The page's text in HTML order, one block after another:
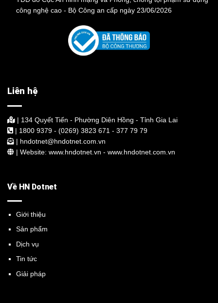
công nghệ cao - Bộ Công an cấp ngày 23/06/2026
Liên hệ
| 134 Quyết Tiến - Phường Diên Hồng - Tỉnh Gia Lai
| 1800 9379 - (0269) 3823 671 - 377 79 79
| hndotnet@hndotnet.com.vn
| Website: www.hndotnet.vn - www.hndotnet.com.vn
Về HN Dotnet
Giới thiệu
Sản phẩm
Dịch vụ
Tin tức
Giải pháp